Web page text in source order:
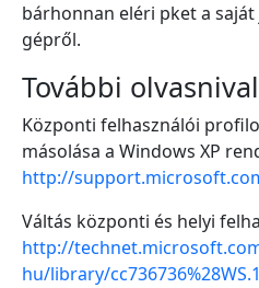
bárhonnan eléri pket a
gépről.
További
Központi felhasználói
másolása a Windows XP
http://
Váltás központi és helyi
http://
hu/library/